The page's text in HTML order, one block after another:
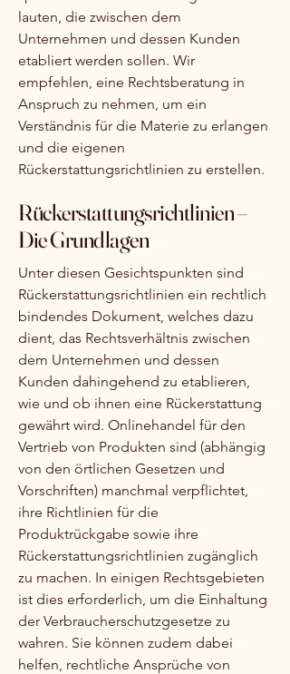
lauten, die zwischen dem
Unternehmen und dessen Kunden
etabliert werden sollen. Wir
empfehlen, eine Rechtsberatung in
Anspruch zu nehmen, um ein
Verständnis für die Materie zu erlangen
und die eigenen
Rückerstattungsrichtlinien zu erstellen.
Rückerstattungsrichtlinien –
Die Grundlagen
Unter diesen Gesichtspunkten sind
Rückerstattungsrichtlinien ein rechtlich
bindendes Dokument, welches dazu
dient, das Rechtsverhältnis zwischen
dem Unternehmen und dessen
Kunden dahingehend zu etablieren,
wie und ob ihnen eine Rückerstattung
gewährt wird. Onlinehandel für den
Vertrieb von Produkten sind (abhängig
von den örtlichen Gesetzen und
Vorschriften) manchmal verpflichtet,
ihre Richtlinien für die
Produktrückgabe sowie ihre
Rückerstattungsrichtlinien zugänglich
zu machen. In einigen Rechtsgebieten
ist dies erforderlich, um die Einhaltung
der Verbraucherschutzgesetze zu
wahren. Sie können zudem dabei
helfen, rechtliche Ansprüche von